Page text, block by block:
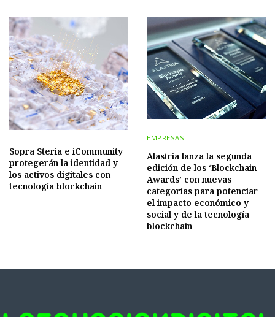
Sopra Steria e iCommunity
protegerán la identidad y
los activos digitales con
tecnología blockchain
EMPRESAS
Alastria lanza la segunda
edición de los ‘Blockchain
Awards’ con nuevas
categorías para potenciar
el impacto económico y
social y de la tecnología
blockchain